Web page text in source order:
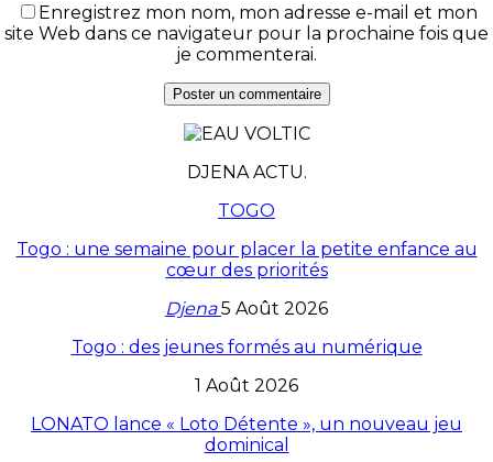
Enregistrez mon nom, mon adresse e-mail et mon
site Web dans ce navigateur pour la prochaine fois que
je commenterai.
DJENA ACTU.
TOGO
Togo : une semaine pour placer la petite enfance au
cœur des priorités
Djena5 Août 2026
Togo : des jeunes formés au numérique
1 Août 2026
LONATO lance « Loto Détente », un nouveau jeu
dominical